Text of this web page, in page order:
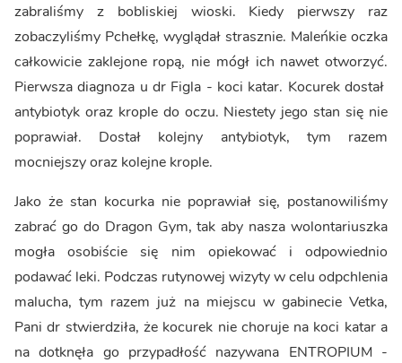
zabraliśmy z bobliskiej wioski. Kiedy pierwszy raz
zobaczyliśmy Pchełkę, wyglądał strasznie. Maleńkie oczka
całkowicie zaklejone ropą, nie mógł ich nawet otworzyć.
Pierwsza diagnoza u dr Figla - koci katar. Kocurek dostał
antybiotyk oraz krople do oczu. Niestety jego stan się nie
poprawiał. Dostał kolejny antybiotyk, tym razem
mocniejszy oraz kolejne krople.
Jako że stan kocurka nie poprawiał się, postanowiliśmy
zabrać go do Dragon Gym, tak aby nasza wolontariuszka
mogła osobiście się nim opiekować i odpowiednio
podawać leki. Podczas rutynowej wizyty w celu odpchlenia
malucha, tym razem już na miejscu w gabinecie Vetka,
Pani dr stwierdziła, że kocurek nie choruje na koci katar a
na dotknęła go przypadłość nazywana ENTROPIUM -